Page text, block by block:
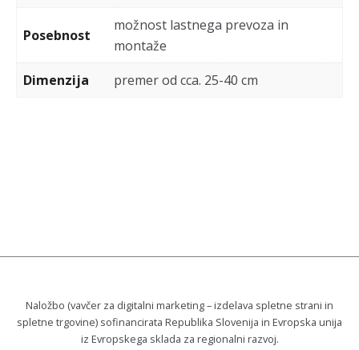
Posebnost
možnost lastnega prevoza in
montaže
Dimenzija
premer od cca. 25-40 cm
Naložbo (vavčer za digitalni marketing – izdelava spletne strani in
spletne trgovine) sofinancirata Republika Slovenija in Evropska unija
iz Evropskega sklada za regionalni razvoj.